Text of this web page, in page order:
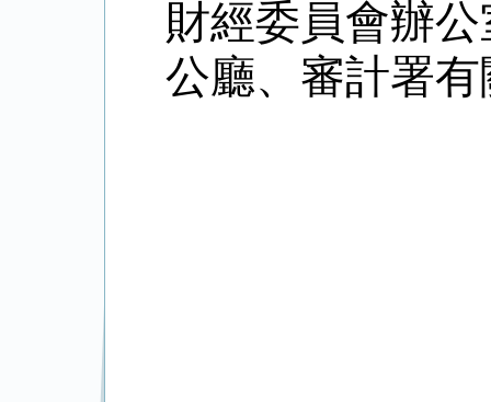
財經委員會辦
公廳、審計署